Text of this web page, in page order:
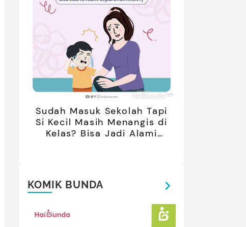
Sudah Masuk Sekolah Tapi
Si Kecil Masih Menangis di
Kelas? Bisa Jadi Alami
KOMIK BUNDA